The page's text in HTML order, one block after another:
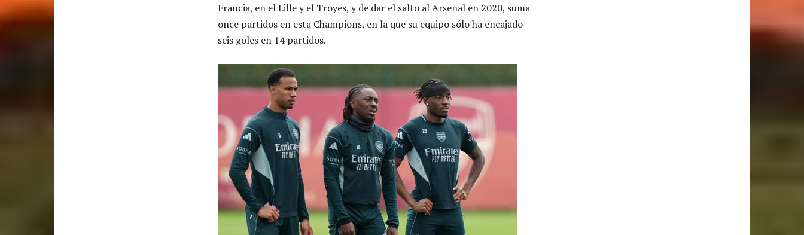
Francia, en el Lille y el Troyes, y de dar el salto al Arsenal en 2020, suma
once partidos en esta Champions, en la que su equipo sólo ha encajado
seis goles en 14 partidos.